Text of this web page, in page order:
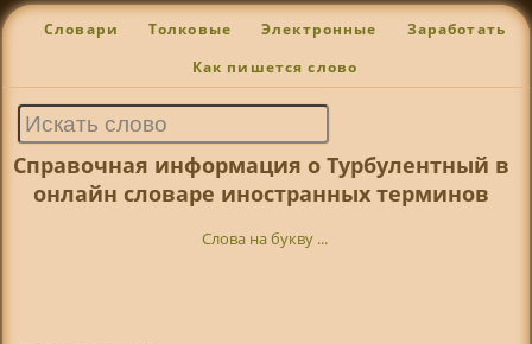
Словари Толковые Электронные Заработать
Как пишется слово
Справочная информация о Турбулентный в
онлайн словаре иностранных терминов
Слова на букву ...